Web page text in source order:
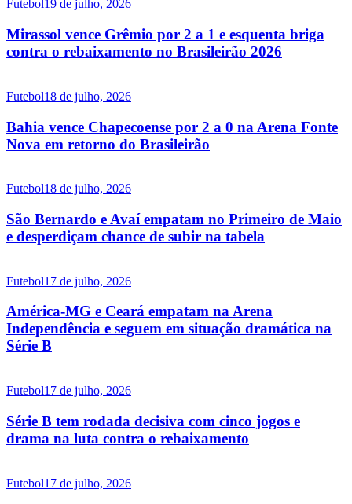
Futebol19 de julho, 2026
Mirassol vence Grêmio por 2 a 1 e esquenta briga
contra o rebaixamento no Brasileirão 2026
Futebol18 de julho, 2026
Bahia vence Chapecoense por 2 a 0 na Arena Fonte
Nova em retorno do Brasileirão
Futebol18 de julho, 2026
São Bernardo e Avaí empatam no Primeiro de Maio
e desperdiçam chance de subir na tabela
Futebol17 de julho, 2026
América-MG e Ceará empatam na Arena
Independência e seguem em situação dramática na
Série B
Futebol17 de julho, 2026
Série B tem rodada decisiva com cinco jogos e
drama na luta contra o rebaixamento
Futebol17 de julho, 2026